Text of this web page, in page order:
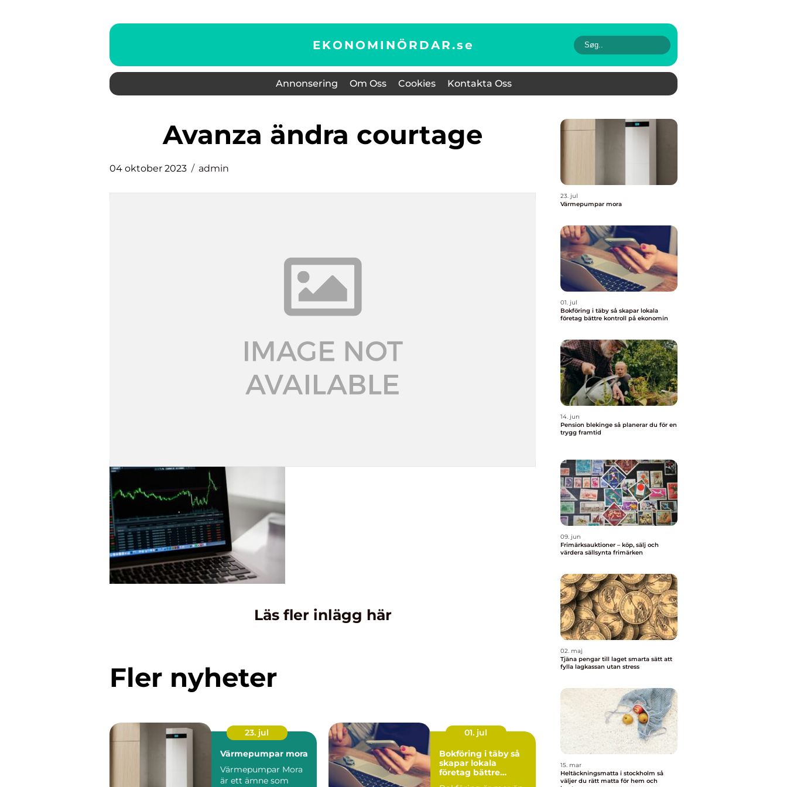
EKONOMINÖRDAR.se
Annonsering Om Oss Cookies Kontakta Oss
avanza ändra courtage
04 oktober 2023 admin
Läs fler inlägg här
Fler nyheter
23. jul
Värmepumpar mora
Värmepumpar Mora
är ett ämne som
01. jul
Bokföring i täby så
skapar lokala
företag bättre
23. jul
Värmepumpar mora
01. jul
Bokföring i täby så skapar lokala
företag bättre kontroll på ekonomin
14. jun
Pension blekinge så planerar du för en
trygg framtid
09. jun
Frimärksauktioner – köp, sälj och
värdera sällsynta frimärken
02. maj
Tjäna pengar till laget smarta sätt att
fylla lagkassan utan stress
15. mar
Heltäckningsmatta i stockholm så
väljer du rätt matta för hem och